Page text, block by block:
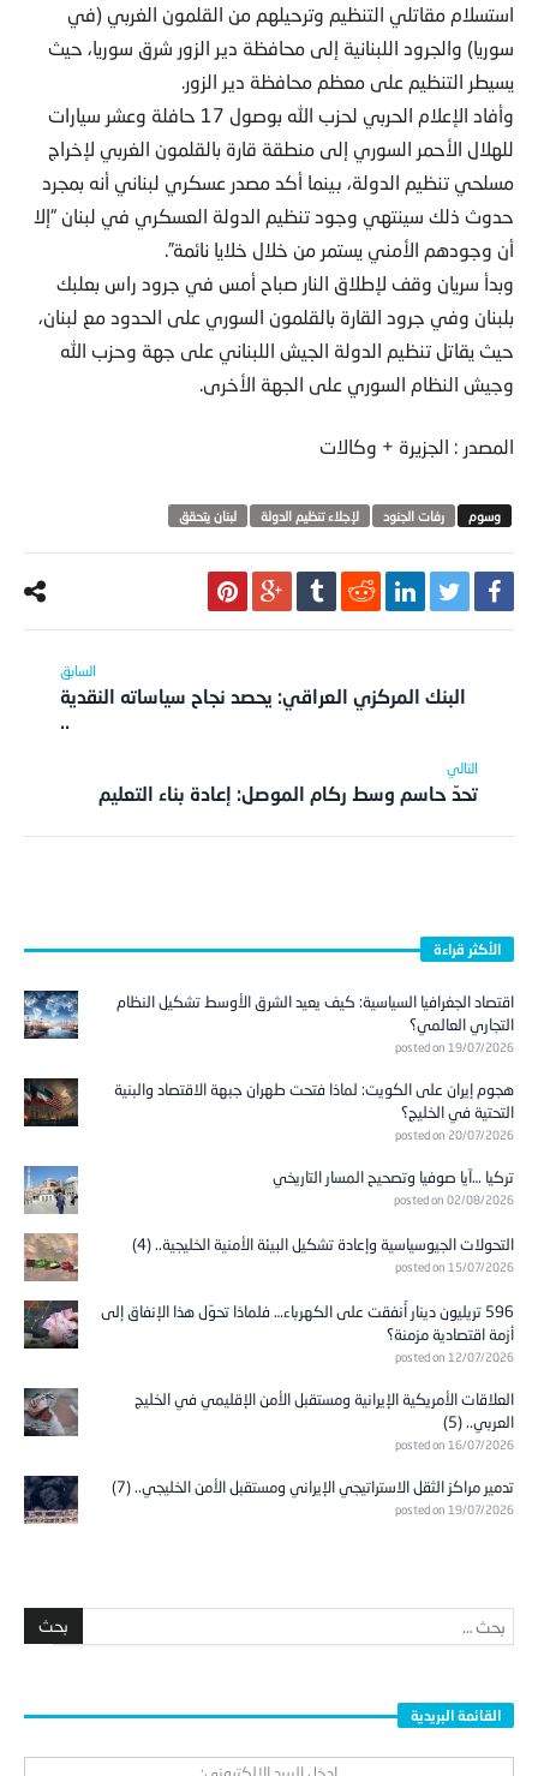
استسلام مقاتلي التنظيم وترحيلهم من القلمون الغربي (في
سوريا) والجرود اللبنانية إلى محافظة دير الزور شرق سوريا، حيث
يسيطر التنظيم على معظم محافظة دير الزور.
وأفاد الإعلام الحربي لحزب الله بوصول 17 حافلة وعشر سيارات
للهلال الأحمر السوري إلى منطقة قارة بالقلمون الغربي لإخراج
مسلحي تنظيم الدولة، بينما أكد مصدر عسكري لبناني أنه بمجرد
حدوث ذلك سينتهي وجود تنظيم الدولة العسكري في لبنان “إلا
أن وجودهم الأمني يستمر من خلال خلايا نائمة”.
وبدأ سريان وقف لإطلاق النار صباح أمس في جرود راس بعلبك
بلبنان وفي جرود القارة بالقلمون السوري على الحدود مع لبنان،
حيث يقاتل تنظيم الدولة الجيش اللبناني على جهة وحزب الله
وجيش النظام السوري على الجهة الأخرى.
المصدر : الجزيرة + وكالات
رفات الجنود لإجلاء تنظيم الدولة لبنان يتحقق
البنك المركزي العراقي: يحصد نجاح سياساته النقدية
..
تحدّ حاسم وسط ركام الموصل: إعادة بناء التعليم
الأكثر قراءة
اقتصاد الجغرافيا السياسية: كيف يعيد الشرق الأوسط تشكيل النظام
التجاري العالمي؟
posted on 19/07/2026
هجوم إيران على الكويت: لماذا فتحت طهران جبهة الاقتصاد والبنية
التحتية في الخليج؟
posted on 20/07/2026
تركيا …آيا صوفيا وتصحيح المسار التاريخي
posted on 02/08/2026
التحولات الجيوسياسية وإعادة تشكيل البيئة الأمنية الخليجية.. (4)
posted on 15/07/2026
596 تريليون دينار أُنفقت على الكهرباء… فلماذا تحوّل هذا الإنفاق إلى
أزمة اقتصادية مزمنة؟
posted on 12/07/2026
العلاقات الأمريكية الإيرانية ومستقبل الأمن الإقليمي في الخليج
العربي.. (5)
posted on 16/07/2026
تدمير مراكز الثقل الاستراتيجي الإيراني ومستقبل الأمن الخليجي.. (7)
posted on 19/07/2026
القائمة البريدية
ادخل البريد الالكتروني: